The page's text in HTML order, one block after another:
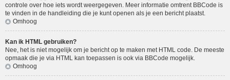
controle over hoe iets wordt weergegeven. Meer informatie omtrent BBCode is
te vinden in de handleiding die je kunt openen als je een bericht plaatst.
Omhoog
Kan ik HTML gebruiken?
Nee, het is niet mogelijk om je bericht op te maken met HTML code. De meeste
opmaak die je via HTML kan toepassen is ook via BBCode mogelijk.
Omhoog